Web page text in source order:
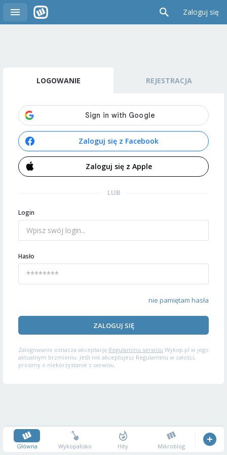
Zaloguj się
LOGOWANIE REJESTRACJA
Zaloguj się z Facebook
Zaloguj się z Apple
LUB
Login
Hasło
nie pamiętam hasła
ZALOGUJ SIĘ
Zalogowanie oznacza akceptację Regulaminu serwisu Wykop.pl w jego
aktualnym brzmieniu. Jeśli nie akceptujesz Regulaminu w całości,
prosimy o niekorzystanie z serwisu.
Główna Wykopalisko Hity Mikroblog